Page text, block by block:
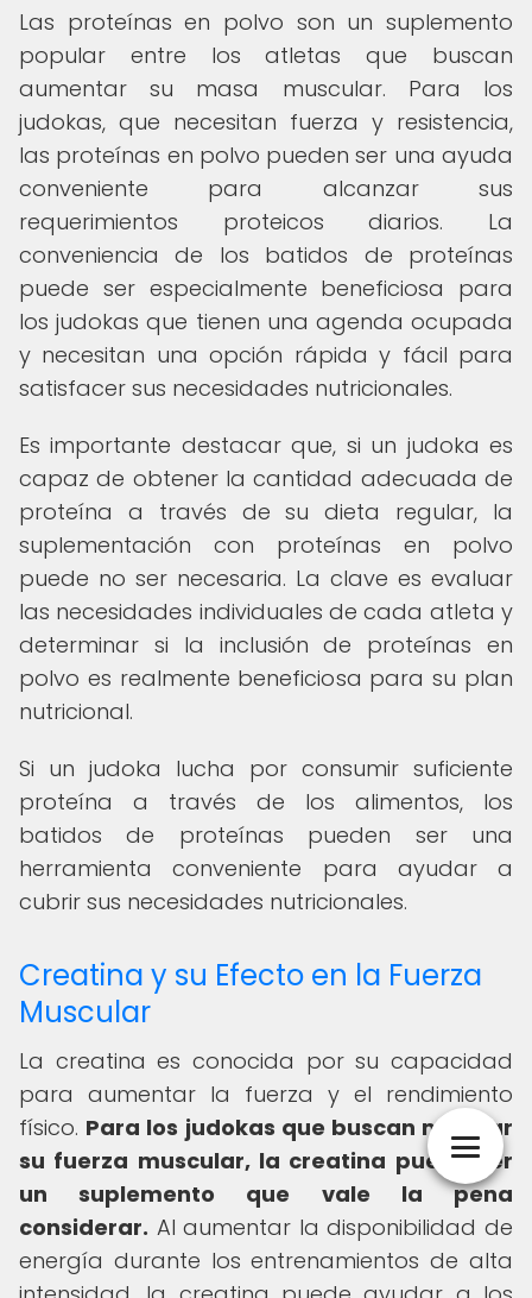
Las proteínas en polvo son un suplemento
popular entre los atletas que buscan
aumentar su masa muscular. Para los
judokas, que necesitan fuerza y resistencia,
las proteínas en polvo pueden ser una ayuda
conveniente para alcanzar sus
requerimientos proteicos diarios. La
conveniencia de los batidos de proteínas
puede ser especialmente beneficiosa para
los judokas que tienen una agenda ocupada
y necesitan una opción rápida y fácil para
satisfacer sus necesidades nutricionales.
Es importante destacar que, si un judoka es
capaz de obtener la cantidad adecuada de
proteína a través de su dieta regular, la
suplementación con proteínas en polvo
puede no ser necesaria. La clave es evaluar
las necesidades individuales de cada atleta y
determinar si la inclusión de proteínas en
polvo es realmente beneficiosa para su plan
nutricional.
Si un judoka lucha por consumir suficiente
proteína a través de los alimentos, los
batidos de proteínas pueden ser una
herramienta conveniente para ayudar a
cubrir sus necesidades nutricionales.
Creatina y su Efecto en la Fuerza
Muscular
La creatina es conocida por su capacidad
para aumentar la fuerza y el rendimiento
físico. Para los judokas que buscan mejorar
su fuerza muscular, la creatina puede ser
un suplemento que vale la pena
considerar. Al aumentar la disponibilidad de
energía durante los entrenamientos de alta